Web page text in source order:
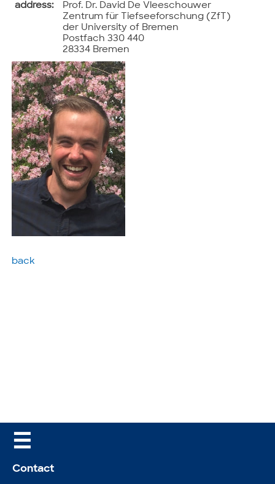
address:
Prof. Dr. David De Vleeschouwer
Zentrum für Tiefseeforschung (ZfT)
der University of Bremen
Postfach 330 440
28334 Bremen
back
☰
Contact